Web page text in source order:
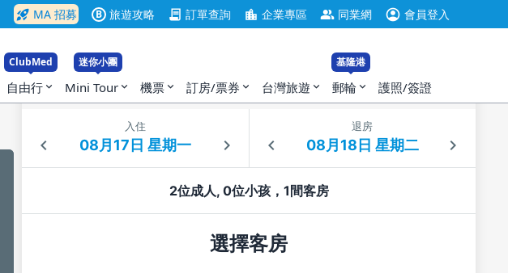
rocket_launch MA 招募 B 旅遊攻略 contract 訂單查詢 location_city 企業專區 group 同業網 account_circle 會員登入
ClubMed
自由行 expand_more
迷你小團
Mini Tour expand_more 機票 expand_more 訂房/票券 expand_more 台灣旅遊 expand_more
基隆港
郵輪 expand_more 護照/簽證
入住 退房
2位成人, 0位小孩，1間客房
選擇客房